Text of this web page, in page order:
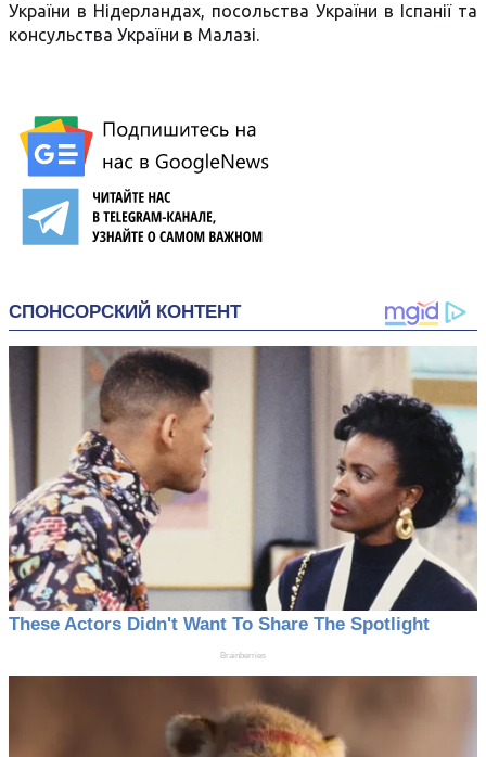
України в Нідерландах, посольства України в Іспанії та
консульства України в Малазі.